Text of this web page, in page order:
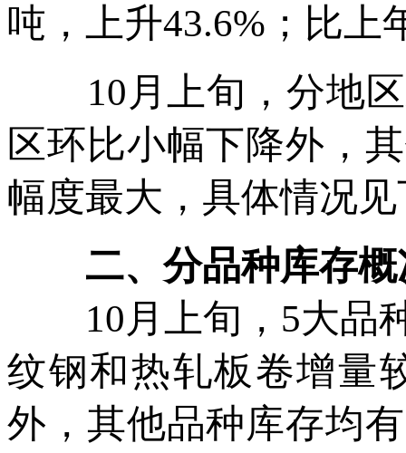
吨，上升43.6%；比上
10月上旬，分地区
区环比小幅下降外，
幅度最大，具体情况
二、分品种库存概
10月上旬，5大品种
纹钢和热轧板卷增量
外，其他品种库存均